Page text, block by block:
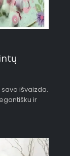
išvaizda.
ir